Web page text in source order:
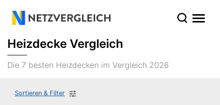
Heizdecke Vergleich
Die 7 besten Heizdecken im Vergleich 2026
Sortieren & Filter